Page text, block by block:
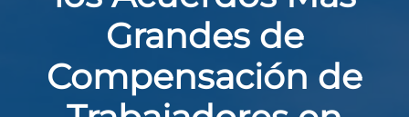
Grandes de
Compensación de